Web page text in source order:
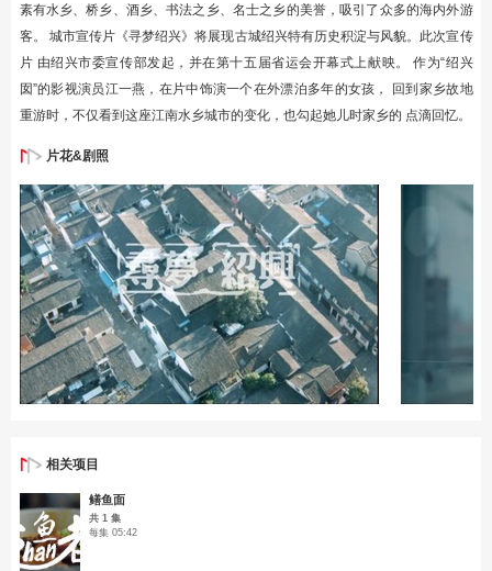
素有水乡、桥乡、酒乡、书法之乡、名士之乡的美誉，吸引了众多的海内外游
客。 城市宣传片《寻梦绍兴》将展现古城绍兴特有历史积淀与风貌。此次宣传
片 由绍兴市委宣传部发起，并在第十五届省运会开幕式上献映。 作为“绍兴
囡”的影视演员江一燕，在片中饰演一个在外漂泊多年的女孩， 回到家乡故地
重游时，不仅看到这座江南水乡城市的变化，也勾起她儿时家乡的 点滴回忆。
片花&剧照
相关项目
鳝鱼面
共 1 集
每集 05:42